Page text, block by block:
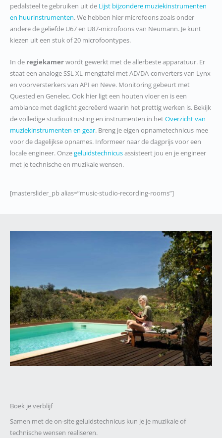
pedalsteel te gebruiken uit de Lijst bijzondere muziekinstrumenten
en huurinstrumenten.We hebben hier microfoonszoals onder
anderede geliefde U67 en U87-microfoonsvan Neumann. Je kunt
kiezen uiteen stuk of 20 microfoontypes.
In de regiekamerwordt gewerkt met de allerbeste apparatuur. Er
staat een analoge SSL XL-mengtafel met AD/DA-converters van Lynx
en voorversterkers van API en Neve. Monitoring gebeurt met
Quested en Genelec. Ook hier ligt een houten vloer en is een
ambiance met daglicht gecreëerd waarin het prettig werken is. Bekijk
de volledige studiouitrusting en instrumenten in hetOverzicht van
muziekinstrumenten en gear. Breng je eigen opnametechnicus mee
voor de dagelijkse opnames. Informeer naar de dagprijs voor een
locale engineer. Onzegeluidstechnicusassisteert jou en je engineer
met je technische en muzikale wensen.
[masterslider_pb alias=”music-studio-recording-rooms”]
Boek je verblijf
Samen met de on-site geluidstechnicus kun je je muzikale of
technische wensen realiseren.